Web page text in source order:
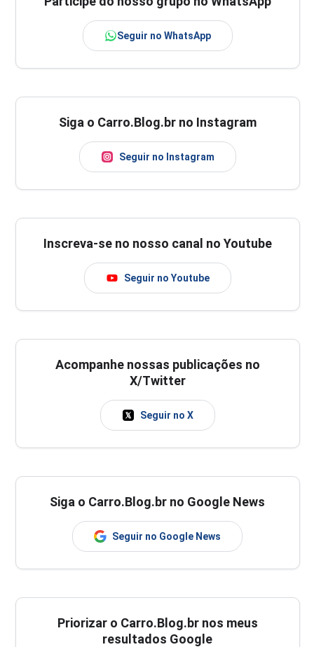
Seguir no WhatsApp
Siga o Carro.Blog.br no Instagram
Seguir no Instagram
Inscreva-se no nosso canal no Youtube
Seguir no Youtube
Acompanhe nossas publicações no
X/Twitter
Seguir no X
Siga o Carro.Blog.br no Google News
Seguir no Google News
Priorizar o Carro.Blog.br nos meus
resultados Google